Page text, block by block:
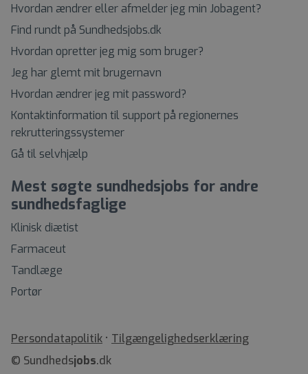
Hvordan ændrer eller afmelder jeg min Jobagent?
Find rundt på Sundhedsjobs.dk
Hvordan opretter jeg mig som bruger?
Jeg har glemt mit brugernavn
Hvordan ændrer jeg mit password?
Kontaktinformation til support på regionernes
rekrutteringssystemer
Gå til selvhjælp
Mest søgte sundhedsjobs for andre
sundhedsfaglige
Klinisk diætist
Farmaceut
Tandlæge
Portør
• Tilgængelighedserklæring
© Sundhedsjobs.dk